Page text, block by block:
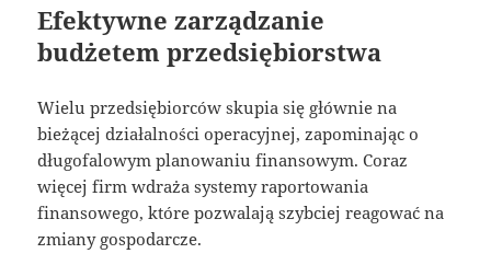
Efektywne zarządzanie
budżetem przedsiębiorstwa
Wielu przedsiębiorców skupia się głównie na
bieżącej działalności operacyjnej, zapominając o
długofalowym planowaniu finansowym. Coraz
więcej firm wdraża systemy raportowania
finansowego, które pozwalają szybciej reagować na
zmiany gospodarcze.